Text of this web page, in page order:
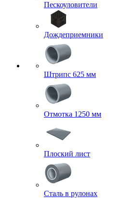
Пескоуловители
Дождеприемники
Штрипс 625 мм
Отмотка 1250 мм
Плоский лист
Сталь в рулонах